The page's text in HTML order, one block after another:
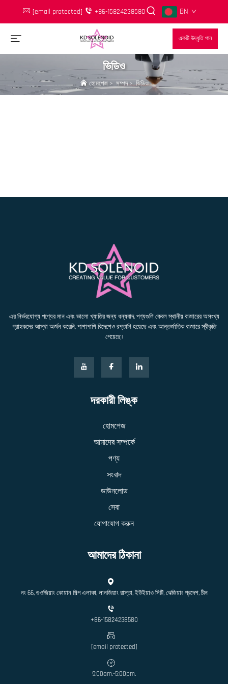
[email protected] +86-15824238580 BN
একটি উদ্ধৃতি পান
ভিডিও
হোমপেজ> সম্পদ>ভিডিও
এর নির্ভরযোগ্য পণ্যের মান এবং ভালো খ্যাতির জন্য ধন্যবাদ, পণ্যগুলি কেবল স্থানীয় বাজারের অসংখ্য
গ্রাহকদের আস্থা অর্জন করেনি, পাশাপাশি বিদেশেও রপ্তানি হয়েছে এবং আন্তর্জাতিক বাজারে স্বীকৃতি
পেয়েছে।
দরকারী লিঙ্ক
হোমপেজ
আমাদের সম্পর্কে
পণ্য
সংবাদ
ডাউনলোড
সেবা
যোগাযোগ করুন
আমাদের ঠিকানা
নং 66, গুওজিয়াং কোয়ান শিল্প এলাকা, লানজিয়াং রাস্তা, ইউইয়াও সিটি, ঝেজিয়াং প্রদেশ, চীন
+86-15824238580
[email protected]
9:00am.-5:00pm.